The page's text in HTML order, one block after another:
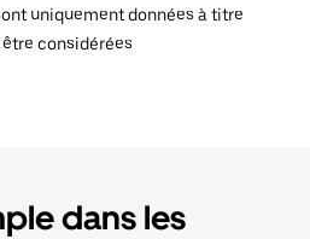
uniquement données à titre
considérées
dans les